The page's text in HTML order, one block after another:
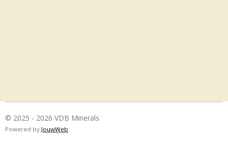
© 2025 - 2026 VDB Minerals
Powered by JouwWeb